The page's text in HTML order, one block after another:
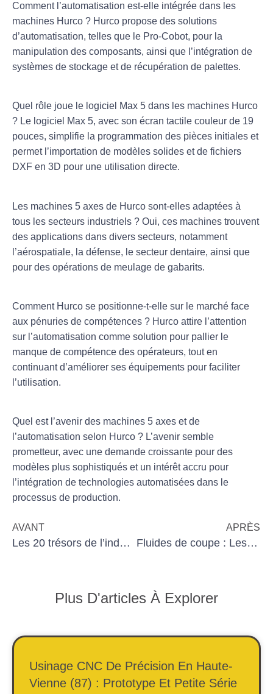
Comment l’automatisation est-elle intégrée dans les
machines Hurco ? Hurco propose des solutions
d’automatisation, telles que le Pro-Cobot, pour la
manipulation des composants, ainsi que l’intégration de
systèmes de stockage et de récupération de palettes.
Quel rôle joue le logiciel Max 5 dans les machines Hurco
? Le logiciel Max 5, avec son écran tactile couleur de 19
pouces, simplifie la programmation des pièces initiales et
permet l’importation de modèles solides et de fichiers
DXF en 3D pour une utilisation directe.
Les machines 5 axes de Hurco sont-elles adaptées à
tous les secteurs industriels ? Oui, ces machines trouvent
des applications dans divers secteurs, notamment
l’aérospatiale, la défense, le secteur dentaire, ainsi que
pour des opérations de meulage de gabarits.
Comment Hurco se positionne-t-elle sur le marché face
aux pénuries de compétences ? Hurco attire l’attention
sur l’automatisation comme solution pour pallier le
manque de compétence des opérateurs, tout en
continuant d’améliorer ses équipements pour faciliter
l’utilisation.
Quel est l’avenir des machines 5 axes et de
l’automatisation selon Hurco ? L’avenir semble
prometteur, avec une demande croissante pour des
modèles plus sophistiqués et un intérêt accru pour
l’intégration de technologies automatisées dans le
processus de production.
AVANT
Les 20 trésors de l’industrie française dans le domaine de la machine-outil
APRÈS
Fluides de coupe : Les essentiels à connaître sur les dangers associés
Plus D'articles À Explorer
Usinage CNC De Précision En Haute-
Vienne (87) : Prototype Et Petite Série